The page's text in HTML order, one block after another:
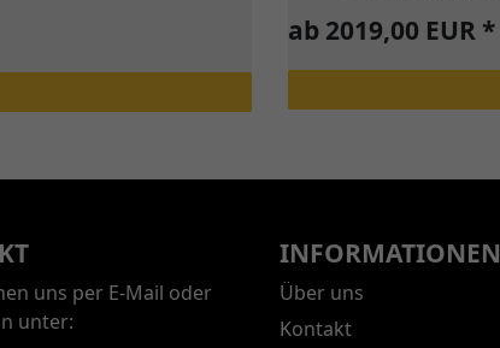
ab 2019,00 EUR *
uns per E-Mail oder
unter:
INFORMATIONEN
Über uns
Kontakt